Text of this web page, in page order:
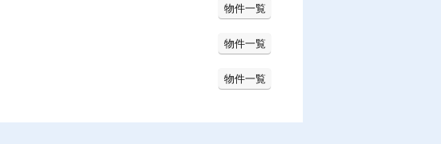
物件一覧
物件一覧
物件一覧